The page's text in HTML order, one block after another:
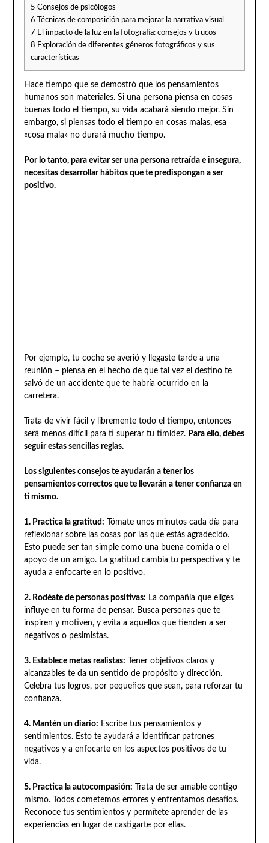
5 Consejos de psicólogos
6 Técnicas de composición para mejorar la narrativa visual
7 El impacto de la luz en la fotografía: consejos y trucos
8 Exploración de diferentes géneros fotográficos y sus
características
Hace tiempo que se demostró que los pensamientos
humanos son materiales. Si una persona piensa en cosas
buenas todo el tiempo, su vida acabará siendo mejor. Sin
embargo, si piensas todo el tiempo en cosas malas, esa
«cosa mala» no durará mucho tiempo.
Por lo tanto, para evitar ser una persona retraída e insegura,
necesitas desarrollar hábitos que te predispongan a ser
positivo.
Por ejemplo, tu coche se averió y llegaste tarde a una
reunión – piensa en el hecho de que tal vez el destino te
salvó de un accidente que te habría ocurrido en la
carretera.
Trata de vivir fácil y libremente todo el tiempo, entonces
será menos difícil para ti superar tu timidez. Para ello, debes
seguir estas sencillas reglas.
Los siguientes consejos te ayudarán a tener los
pensamientos correctos que te llevarán a tener confianza en
ti mismo.
1. Practica la gratitud: Tómate unos minutos cada día para
reflexionar sobre las cosas por las que estás agradecido.
Esto puede ser tan simple como una buena comida o el
apoyo de un amigo. La gratitud cambia tu perspectiva y te
ayuda a enfocarte en lo positivo.
2. Rodéate de personas positivas: La compañía que eliges
influye en tu forma de pensar. Busca personas que te
inspiren y motiven, y evita a aquellos que tienden a ser
negativos o pesimistas.
3. Establece metas realistas: Tener objetivos claros y
alcanzables te da un sentido de propósito y dirección.
Celebra tus logros, por pequeños que sean, para reforzar tu
confianza.
4. Mantén un diario: Escribe tus pensamientos y
sentimientos. Esto te ayudará a identificar patrones
negativos y a enfocarte en los aspectos positivos de tu
vida.
5. Practica la autocompasión: Trata de ser amable contigo
mismo. Todos cometemos errores y enfrentamos desafíos.
Reconoce tus sentimientos y permítete aprender de las
experiencias en lugar de castigarte por ellas.